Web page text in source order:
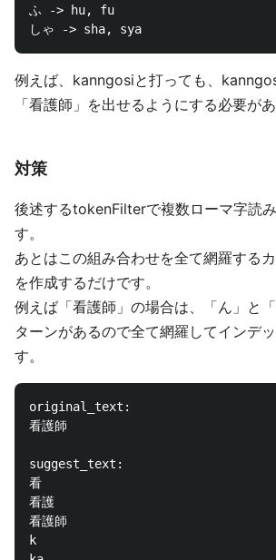
ふ -> hu, fu
例えば、kanngosiと打っても、
「看護師」を出せるようにする必要があ
対策
後述するtokenFilterで複数ローマ字読
す。
あとはこの組み合わせを全て網羅する
を作成するだけです。
例えば「看護師」の場合は、「ん」と
ターンがあるので全て網羅してインデ
す。
original_text:
看護師
suggest_text:
看
看護
看護師
k